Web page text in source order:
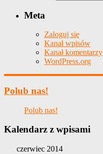
Meta
Zaloguj się
Kanał wpisów
Kanał komentarzy
WordPress.org
Polub nas!
Polub nas!
Kalendarz z wpisami
czerwiec 2014